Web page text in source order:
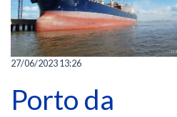
27/06/2023 13:26
Porto da